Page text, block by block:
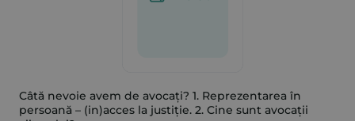
Câtă nevoie avem de avocați? 1. Reprezentarea în
persoană – (in)acces la justiție. 2. Cine sunt avocații